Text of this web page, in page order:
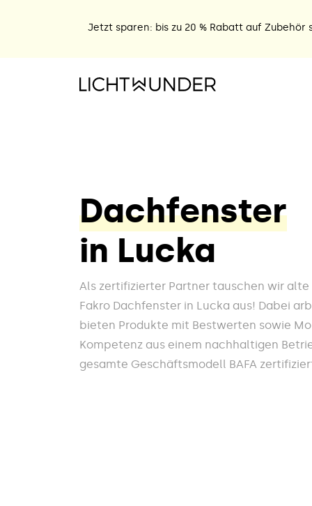
Jetzt sparen: bis zu 20 % Rabatt auf
Dachfenster
in Lucka
Als zertifizierter Partner tauschen wir alte
Fakro Dachfenster in Lucka aus! Dabei
bieten Produkte mit Bestwerten sowie
Kompetenz aus einem nachhaltigen
gesamte Geschäftsmodell BAFA